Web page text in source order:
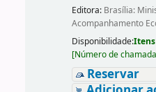
Editora: Brasília:
Acompanhamento
Disponibilidade:
[Número de
Reservar